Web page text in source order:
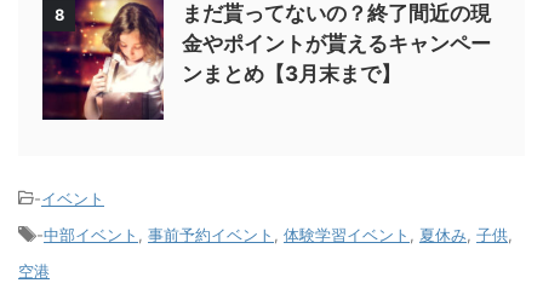
8
まだ貰ってないの？終了間近の現
金やポイントが貰えるキャンペー
ンまとめ【3月末まで】
-イベント
-中部イベント , 事前予約イベント , 体験学習イベント , 夏休み, 子供,
空港